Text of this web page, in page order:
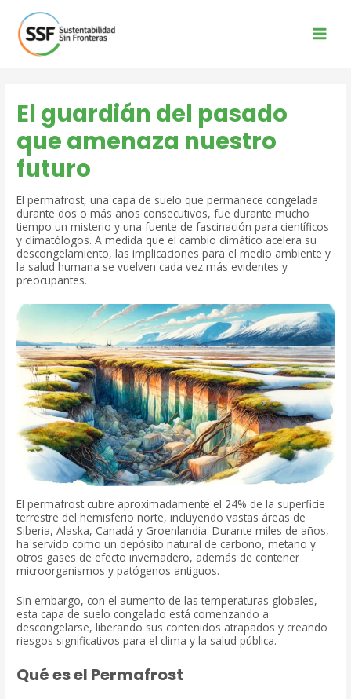
contenido
Main
El guardián del pasado
que amenaza nuestro
futuro
El permafrost, una capa de suelo que permanece congelada
durante dos o más años consecutivos, fue durante mucho
tiempo un misterio y una fuente de fascinación para científicos
y climatólogos. A medida que el cambio climático acelera su
descongelamiento, las implicaciones para el medio ambiente y
la salud humana se vuelven cada vez más evidentes y
preocupantes.
El permafrost cubre aproximadamente el 24% de la superficie
terrestre del hemisferio norte, incluyendo vastas áreas de
Siberia, Alaska, Canadá y Groenlandia. Durante miles de años,
ha servido como un depósito natural de carbono, metano y
otros gases de efecto invernadero, además de contener
microorganismos y patógenos antiguos.
Sin embargo, con el aumento de las temperaturas globales,
esta capa de suelo congelado está comenzando a
descongelarse, liberando sus contenidos atrapados y creando
riesgos significativos para el clima y la salud pública.
Qué es el Permafrost